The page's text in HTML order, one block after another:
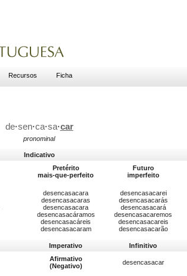
Recursos Ficha
de·sen·ca·sa·car
pronominal
Indicativo
Pretérito
mais-que-perfeito
Futuro
imperfeito
desencasacara
desencasacaras
desencasacara
desencasacáramos
desencasacáreis
desencasacaram
desencasacarei
desencasacarás
desencasacará
desencasacaremos
desencasacareis
desencasacarão
Imperativo Infinitivo
Afirmativo
(Negativo)
desencasacar